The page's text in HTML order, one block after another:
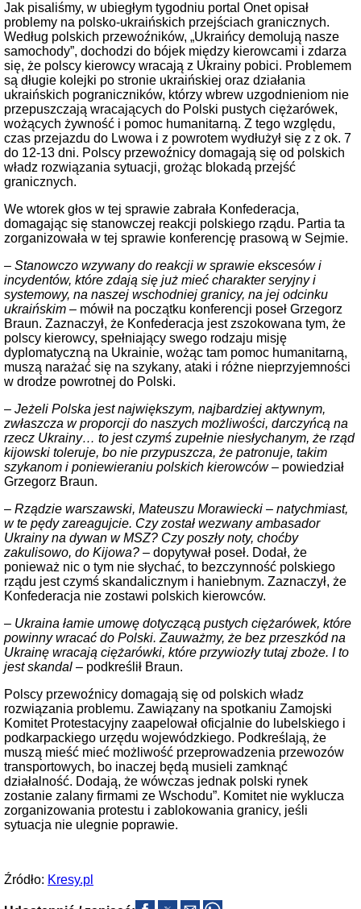
Jak pisaliśmy, w ubiegłym tygodniu portal Onet opisał
problemy na polsko-ukraińskich przejściach granicznych.
Według polskich przewoźników, „Ukraińcy demolują nasze
samochody”, dochodzi do bójek między kierowcami i zdarza
się, że polscy kierowcy wracają z Ukrainy pobici. Problemem
są długie kolejki po stronie ukraińskiej oraz działania
ukraińskich pograniczników, którzy wbrew uzgodnieniom nie
przepuszczają wracających do Polski pustych ciężarówek,
wożących żywność i pomoc humanitarną. Z tego względu,
czas przejazdu do Lwowa i z powrotem wydłużył się z z ok. 7
do 12-13 dni. Polscy przewoźnicy domagają się od polskich
władz rozwiązania sytuacji, grożąc blokadą przejść
granicznych.
We wtorek głos w tej sprawie zabrała Konfederacja,
domagając się stanowczej reakcji polskiego rządu. Partia ta
zorganizowała w tej sprawie konferencję prasową w Sejmie.
– Stanowczo wzywany do reakcji w sprawie ekscesów i
incydentów, które zdają się już mieć charakter seryjny i
systemowy, na naszej wschodniej granicy, na jej odcinku
ukraińskim – mówił na początku konferencji poseł Grzegorz
Braun. Zaznaczył, że Konfederacja jest zszokowana tym, że
polscy kierowcy, spełniający swego rodzaju misję
dyplomatyczną na Ukrainie, wożąc tam pomoc humanitarną,
muszą narażać się na szykany, ataki i różne nieprzyjemności
w drodze powrotnej do Polski.
– Jeżeli Polska jest największym, najbardziej aktywnym,
zwłaszcza w proporcji do naszych możliwości, darczyńcą na
rzecz Ukrainy… to jest czymś zupełnie niesłychanym, że rząd
kijowski toleruje, bo nie przypuszcza, że patronuje, takim
szykanom i poniewieraniu polskich kierowców – powiedział
Grzegorz Braun.
– Rządzie warszawski, Mateuszu Morawiecki – natychmiast,
w te pędy zareagujcie. Czy został wezwany ambasador
Ukrainy na dywan w MSZ? Czy poszły noty, choćby
zakulisowo, do Kijowa? – dopytywał poseł. Dodał, że
ponieważ nic o tym nie słychać, to bezczynność polskiego
rządu jest czymś skandalicznym i haniebnym. Zaznaczył, że
Konfederacja nie zostawi polskich kierowców.
– Ukraina łamie umowę dotyczącą pustych ciężarówek, które
powinny wracać do Polski. Zauważmy, że bez przeszkód na
Ukrainę wracają ciężarówki, które przywiozły tutaj zboże. I to
jest skandal – podkreślił Braun.
Polscy przewoźnicy domagają się od polskich władz
rozwiązania problemu. Zawiązany na spotkaniu Zamojski
Komitet Protestacyjny zaapelował oficjalnie do lubelskiego i
podkarpackiego urzędu wojewódzkiego. Podkreślają, że
muszą mieść mieć możliwość przeprowadzenia przewozów
transportowych, bo inaczej będą musieli zamknąć
działalność. Dodają, że wówczas jednak polski rynek
zostanie zalany firmami ze Wschodu”. Komitet nie wyklucza
zorganizowania protestu i zablokowania granicy, jeśli
sytuacja nie ulegnie poprawie.
Źródło: Kresy.pl